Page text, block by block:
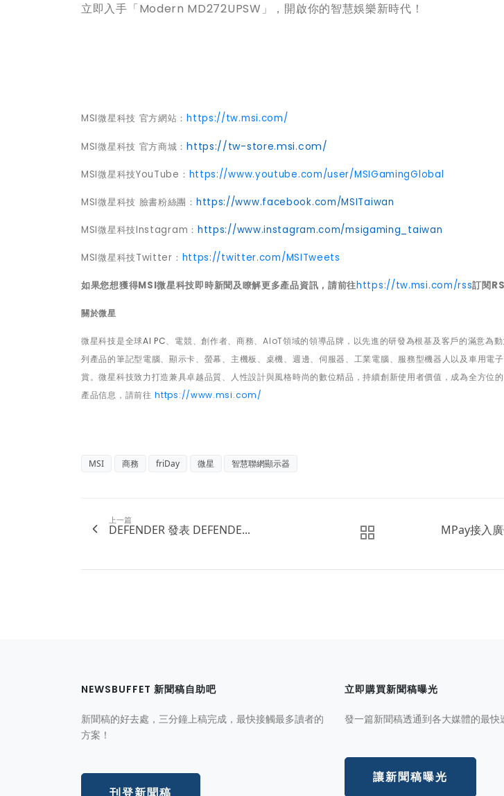
立即入手「Modern MD272UPSW」，開啟你的智慧娛樂新時代！
MSI微星科技 官方網站 ：https://tw.msi.com/
MSI微星科技 官方商城 ：https://tw-store.msi.com/
MSI微星科技YouTube ： https://www.youtube.com/user/MSIGamingGlobal
MSI微星科技 臉書粉絲團 ： https://www.facebook.com/MSITaiwan
MSI微星科技Instagram ： https://www.instagram.com/msigaming_taiwan
MSI微星科技Twitter ： https://twitter.com/MSITweets
如果您想獲得MSI微星科技即時新聞及瞭解更多產品資訊，請前往https://tw.msi.com/rss訂閱
關於微星
微星科技是全球AI PC、電競、創作者、商務、AIoT領域的領導品牌，以先進的研發為根基及客戶的滿意為
列產品的筆記型電腦、顯示卡、螢幕、主機板、桌機、週邊、伺服器、工業電腦、服務型機器人以及車用電
賞。微星科技致力打造兼具卓越品質、人性設計與風格時尚的數位精品，持續創新使用者價值，成為全方位
產品信息，請前往 https://www.msi.com/
MSI 商務 friDay 微星 智慧聯網顯示器
上一篇
DEFENDER 發表 DEFENDE...
MPay接入
NEWSBUFFET 新聞稿自助吧
新聞稿的好去處，三分鐘上稿完成，最快接觸最多讀者的
方案！
刊登新聞稿
立即購買新聞稿曝光
發一篇新聞稿透通到各大媒體的最快
讓新聞稿曝光